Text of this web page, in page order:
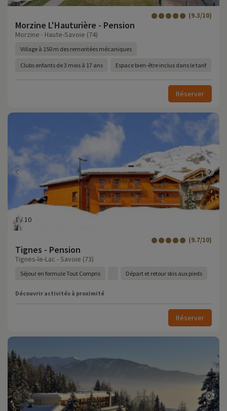
Morzine L'Hauturière - Pension
(9.3/10)
Morzine - Haute-Savoie (74)
Village à 150 m des remontées mécaniques
Clubs enfants de 3 mois à 17 ans Espace bien-être inclus dans le tarif
Réserver
1/10
Tignes - Pension
(9.7/10)
Tignes-le-Lac - Savoie (73)
Séjour en formule Tout Compris Départ et retour skis aux pieds
Découvrir activités à proximité
Réserver